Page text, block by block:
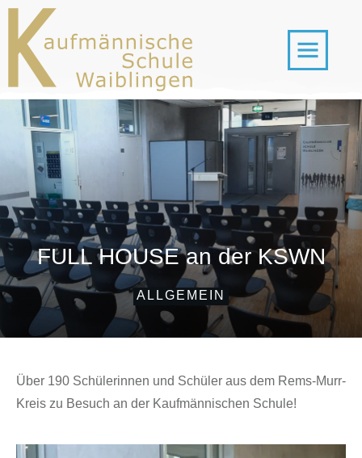
FULL HOUSE an der KSWN
ALLGEMEIN
Über 190 Schülerinnen und Schüler aus dem Rems-Murr-
Kreis zu Besuch an der Kaufmännischen Schule!